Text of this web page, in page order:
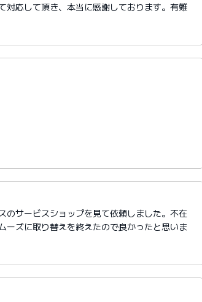
対応して頂き、本当に感謝しております。有難
のサービスショップを見て依頼しました。不在
ーズに取り替えを終えたので良かったと思いま